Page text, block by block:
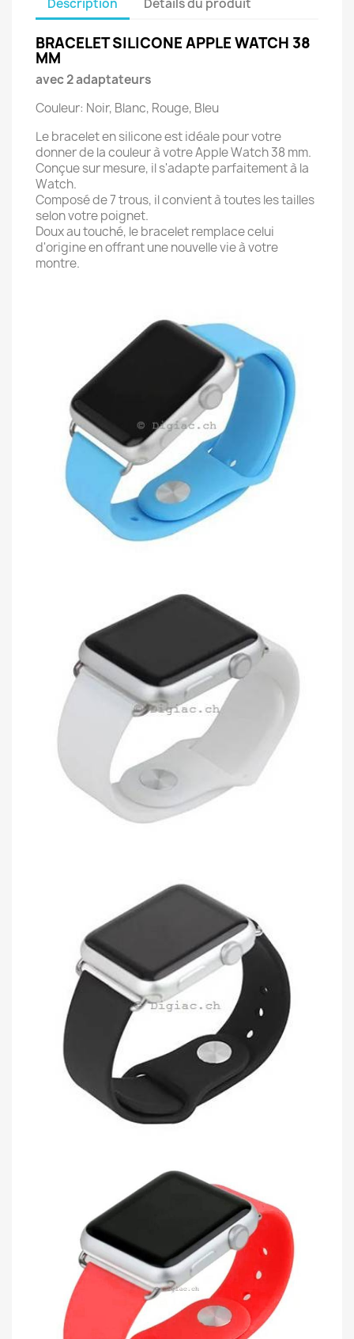
BRACELET SILICONE APPLE WATCH 38
MM
avec 2 adaptateurs
Couleur: Noir, Blanc, Rouge, Bleu
Le bracelet en silicone est idéale pour votre
donner de la couleur à votre Apple Watch 38 mm.
Conçue sur mesure, il s'adapte parfaitement à la
Watch.
Composé de 7 trous, il convient à toutes les tailles
selon votre poignet.
Doux au touché, le bracelet remplace celui
d'origine en offrant une nouvelle vie à votre
montre.